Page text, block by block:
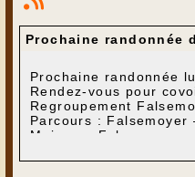
Prochaine randonnée
Prochaine randonnée
Rendez-vous pour
Regroupement
Parcours : Falsemoyer
Maison – Falsemoyer .
Dénivelé positif : 190m